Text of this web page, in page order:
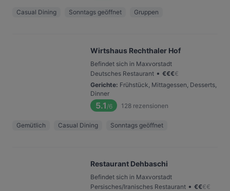
Casual Dining Sonntags geöffnet Gruppen
Wirtshaus Rechthaler Hof
Befindet sich in Maxvorstadt
Deutsches Restaurant • €€€€
Gerichte: Frühstück, Mittagessen, Desserts,
Dinner
5.1 /6 128 rezensionen
Gemütlich Casual Dining Sonntags geöffnet
Restaurant Dehbaschi
Befindet sich in Maxvorstadt
Persisches/Iranisches Restaurant • €€€€